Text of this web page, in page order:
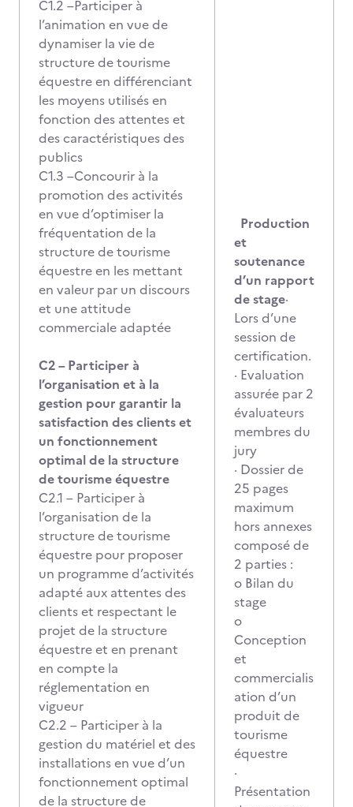
C1.2 –Participer à
l’animation en vue de
dynamiser la vie de
structure de tourisme
équestre en différenciant
les moyens utilisés en
fonction des attentes et
des caractéristiques des
publics
C1.3 –Concourir à la
promotion des activités
en vue d’optimiser la
fréquentation de la
structure de tourisme
équestre en les mettant
en valeur par un discours
et une attitude
commerciale adaptée
C2 – Participer à
l’organisation et à la
gestion pour garantir la
satisfaction des clients et
un fonctionnement
optimal de la structure
de tourisme équestre
C2.1 – Participer à
l’organisation de la
structure de tourisme
équestre pour proposer
un programme d’activités
adapté aux attentes des
clients et respectant le
projet de la structure
équestre et en prenant
en compte la
réglementation en
vigueur
C2.2 – Participer à la
gestion du matériel et des
installations en vue d’un
fonctionnement optimal
de la structure de
Production
et
soutenance
d’un rapport
de stage·
Lors d’une
session de
certification.
· Evaluation
assurée par 2
évaluateurs
membres du
jury
· Dossier de
25 pages
maximum
hors annexes
composé de
2 parties :
o Bilan du
stage
o
Conception
et
commercialis
ation d’un
produit de
tourisme
équestre
·
Présentation